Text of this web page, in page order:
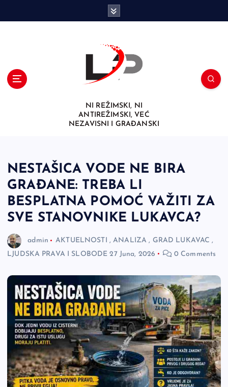
NI REŽIMSKI, NI
ANTIREŽIMSKI, VEĆ
NEZAVISNI I GRAĐANSKI
NESTAŠICA VODE NE BIRA
GRAĐANE: TREBA LI
BESPLATNA POMOĆ VAŽITI ZA
SVE STANOVNIKE LUKAVCA?
admin AKTUELNOSTI ,ANALIZA , GRAD LUKAVAC ,
LJUDSKA PRAVA I SLOBODE 27 Juna, 2026 0 Comments